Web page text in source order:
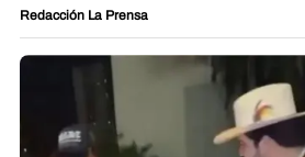
Redacción La Prensa